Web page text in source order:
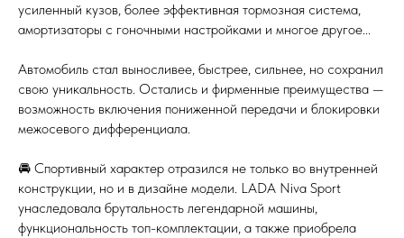
усиленный кузов, более эффективная тормозная система,
амортизаторы с гоночными настройками и многое другое...
Автомобиль стал выносливее, быстрее, сильнее, но сохранил
свою уникальность. Остались и фирменные преимущества —
возможность включения пониженной передачи и блокировки
межосевого дифференциала.
🚘 Спортивный характер отразился не только во внутренней
конструкции, но и в дизайне модели. LADA Niva Sport
унаследовала брутальность легендарной машины,
функциональность топ-комплектации, а также приобрела